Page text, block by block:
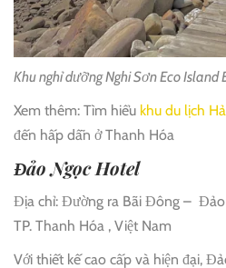
Khu nghỉ dưỡng Nghi Sơn Eco
Xem thêm: Tìm hiểu khu du lịch
đến hấp dẫn ở Thanh Hóa
Đảo Ngọc Hotel
Địa chỉ: Đường ra Bãi Đông – Đảo
TP. Thanh Hóa , Việt Nam
Với thiết kế cao cấp và hiện đại,